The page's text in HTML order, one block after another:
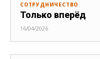
СОТРУДНИЧЕСТВО
Только вперёд
16/04/2026